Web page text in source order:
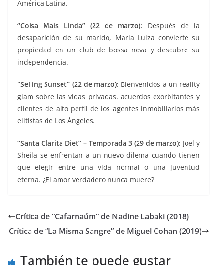
América Latina.
“Coisa Mais Linda” (22 de marzo): Después de la
desaparición de su marido, Maria Luiza convierte su
propiedad en un club de bossa nova y descubre su
independencia.
“Selling Sunset” (22 de marzo): Bienvenidos a un reality
glam sobre las vidas privadas, acuerdos exorbitantes y
clientes de alto perfil de los agentes inmobiliarios más
elitistas de Los Ángeles.
“Santa Clarita Diet” – Temporada 3 (29 de marzo): Joel y
Sheila se enfrentan a un nuevo dilema cuando tienen
que elegir entre una vida normal o una juventud
eterna. ¿El amor verdadero nunca muere?
Crítica de “Cafarnaúm” de Nadine Labaki (2018)
Crítica de “La Misma Sangre” de Miguel Cohan (2019)
También te puede gustar